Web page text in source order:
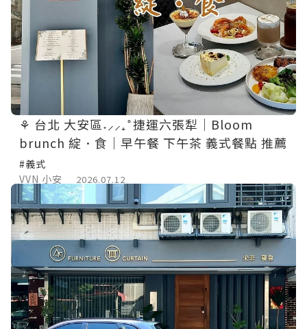
‎⚘ 台北 大安區˖⸝⸝₊˚捷運六張犁｜Bloom
brunch 綻．食｜早午餐 下午茶 義式餐點 推薦
#義式
VVN 小安
2026.07.12